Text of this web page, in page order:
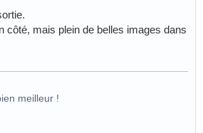
côté, mais plein de belles images dans
meilleur !